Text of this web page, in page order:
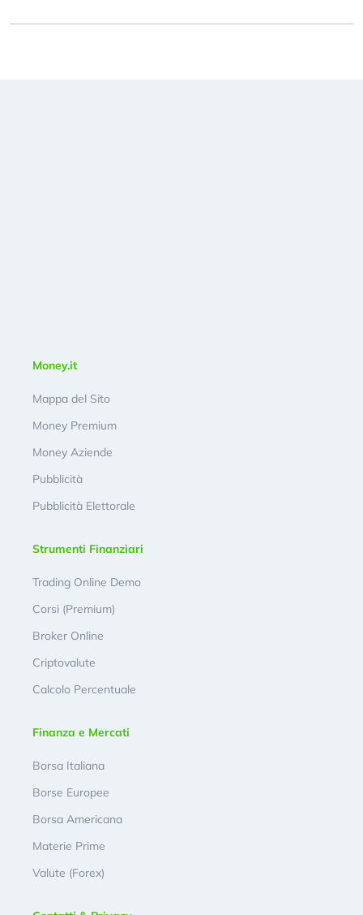
Money.it
Mappa del Sito
Money Premium
Money Aziende
Pubblicità
Pubblicità Elettorale
Strumenti Finanziari
Trading Online Demo
Corsi (Premium)
Broker Online
Criptovalute
Calcolo Percentuale
Finanza e Mercati
Borsa Italiana
Borse Europee
Borsa Americana
Materie Prime
Valute (Forex)